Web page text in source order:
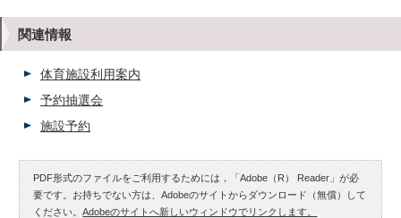
関連情報
体育施設利用案内
予約抽選会
施設予約
PDF形式のファイルをご利用するためには，「Adobe（R） Reader」が必
要です。お持ちでない方は、Adobeのサイトからダウンロード（無償）して
ください。Adobeのサイトへ新しいウィンドウでリンクします。